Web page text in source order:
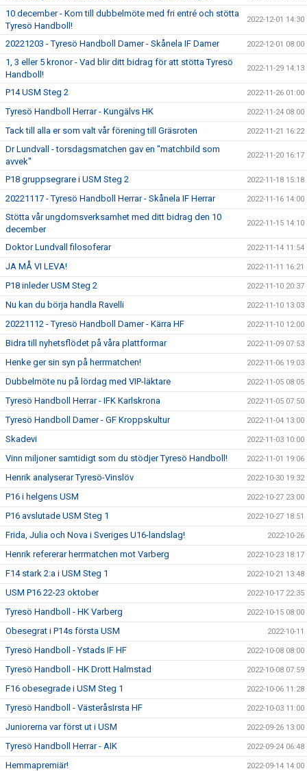
10 december - Kom till dubbelmöte med fri entré och stötta
Tyresö Handboll!
2022-12-01 14:30
20221203 - Tyresö Handboll Damer - Skånela IF Damer 2022-12-01 08:00
1, 3 eller 5 kronor - Vad blir ditt bidrag för att stötta Tyresö
Handboll!
2022-11-29 14:13
P14 USM Steg 2 2022-11-26 01:00
Tyresö Handboll Herrar - Kungälvs HK 2022-11-24 08:00
Tack till alla er som valt vår förening till Gräsroten 2022-11-21 16:22
Dr Lundvall - torsdagsmatchen gav en "matchbild som
avvek"
2022-11-20 16:17
P18 gruppsegrare i USM Steg 2 2022-11-18 15:18
20221117 - Tyresö Handboll Herrar - Skånela IF Herrar 2022-11-16 14:00
Stötta vår ungdomsverksamhet med ditt bidrag den 10
december
2022-11-15 14:10
Doktor Lundvall filosoferar 2022-11-14 11:54
JA MÅ VI LEVA! 2022-11-11 16:21
P18 inleder USM Steg 2 2022-11-10 20:37
Nu kan du börja handla Ravelli 2022-11-10 13:03
20221112 - Tyresö Handboll Damer - Kärra HF 2022-11-10 12:00
Bidra till nyhetsflödet på våra plattformar 2022-11-09 07:53
Henke ger sin syn på herrmatchen! 2022-11-06 19:03
Dubbelmöte nu på lördag med VIP-läktare 2022-11-05 08:05
Tyresö Handboll Herrar - IFK Karlskrona 2022-11-05 07:50
Tyresö Handboll Damer - GF Kroppskultur 2022-11-04 13:00
Skadevi 2022-11-03 10:00
Vinn miljoner samtidigt som du stödjer Tyresö Handboll! 2022-11-01 19:06
Henrik analyserar Tyresö-Vinslöv 2022-10-30 19:32
P16 i helgens USM 2022-10-27 23:00
P16 avslutade USM Steg 1 2022-10-27 18:51
Frida, Julia och Nova i Sveriges U16-landslag! 2022-10-26
Henrik refererar herrmatchen mot Varberg 2022-10-23 18:17
F14 stark 2:a i USM Steg 1 2022-10-21 13:48
USM P16 22-23 oktober 2022-10-17 22:35
Tyresö Handboll - HK Varberg 2022-10-15 08:00
Obesegrat i P14s första USM 2022-10-11
Tyresö Handboll - Ystads IF HF 2022-10-08 08:00
Tyresö Handboll - HK Drott Halmstad 2022-10-08 07:59
F16 obesegrade i USM Steg 1 2022-10-06 11:28
Tyresö Handboll - VästeråsIrsta HF 2022-10-03 11:00
Juniorerna var först ut i USM 2022-09-26 13:00
Tyresö Handboll Herrar - AIK 2022-09-24 06:48
Hemmapremiär! 2022-09-14 14:00